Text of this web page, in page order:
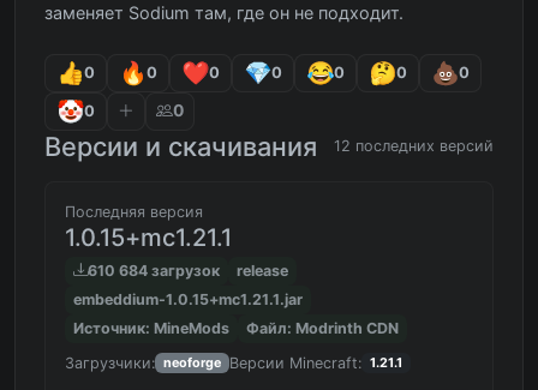
заменяет Sodium там, где он не подходит.
0 0 0 0 0 0 0
0 0
Версии и скачивания 12 последних версий
Последняя версия
1.0.15+mc1.21.1
610 684 загрузок
release
embeddium-1.0.15+mc1.21.1.jar
Источник: MineMods
Файл: Modrinth CDN
Загрузчики: neoforge Версии Minecraft: 1.21.1